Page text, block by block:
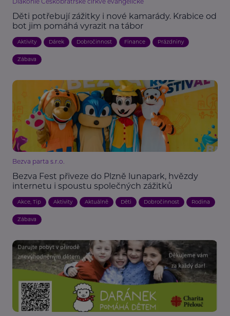
Děti potřebují zážitky i nové kamarády. Krabice od
bot jim pomáhá vyrazit na tábor
Aktivity Dárek Dobročinnost Finance Prázdniny
Zábava
Bezva parta s.r.o.
Bezva Fest přiveze do Plzně lunapark, hvězdy
internetu i spoustu společných zážitků
Akce, Tip Aktivity Aktuálně Děti Dobročinnost Rodina
Zábava